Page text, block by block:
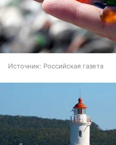
Источник: Российская газета